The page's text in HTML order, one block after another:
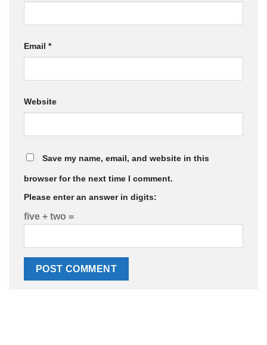
Email *
Website
Save my name, email, and website in this
browser for the next time I comment.
Please enter an answer in digits:
five + two =